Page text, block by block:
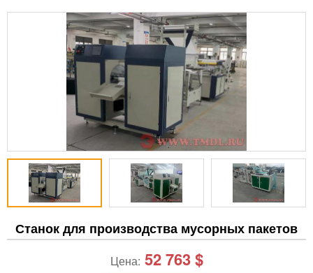
Станок для производства мусорных пакетов
Цена: 52 763$